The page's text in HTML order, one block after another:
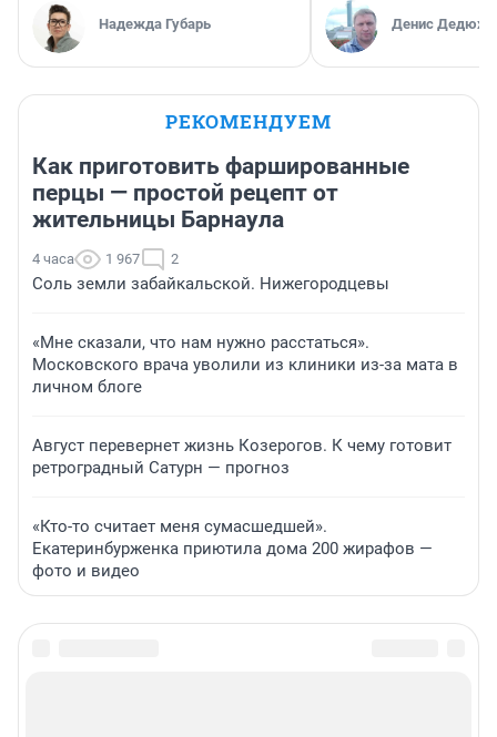
Надежда Губарь Денис
РЕКОМЕНДУЕМ
Как приготовить фаршированные
перцы — простой рецепт от
жительницы Барнаула
4 часа 1 967 2
Соль земли забайкальской. Нижегородцевы
«Мне сказали, что нам нужно расстаться».
Московского врача уволили из клиники из-за мата в
личном блоге
Август перевернет жизнь Козерогов. К чему готовит
ретроградный Сатурн — прогноз
«Кто-то считает меня сумасшедшей».
Екатеринбурженка приютила дома 200 жирафов —
фото и видео